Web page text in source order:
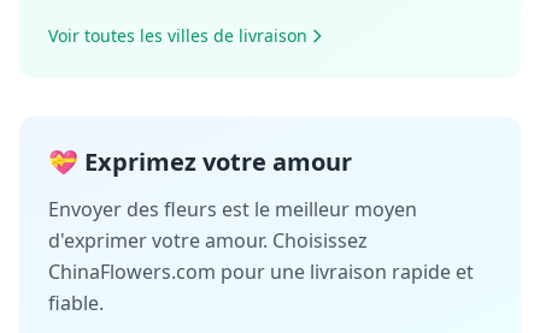
Voir toutes les villes de livraison
💝 Exprimez votre amour
Envoyer des fleurs est le meilleur moyen
d'exprimer votre amour. Choisissez
ChinaFlowers.com pour une livraison rapide et
fiable.